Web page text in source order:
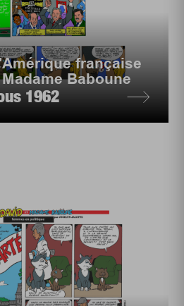
française
Baboune
1962